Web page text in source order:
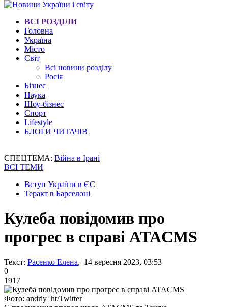
ВСІ РОЗДІЛИ
Головна
Україна
Місто
Світ
Всі новини розділу
Росія
Бізнес
Наука
Шоу-бізнес
Спорт
Lifestyle
БЛОГИ ЧИТАЧІВ
СПЕЦТЕМА: Війна в Ірані
ВСІ ТЕМИ
Вступ України в ЄС
Теракт в Барселоні
Кулеба повідомив про
прогрес в справі ATACMS
Текст: Расенко Елена, 14 вересня 2023, 03:53
0
1917
Фото: andriy_ht/Twitter